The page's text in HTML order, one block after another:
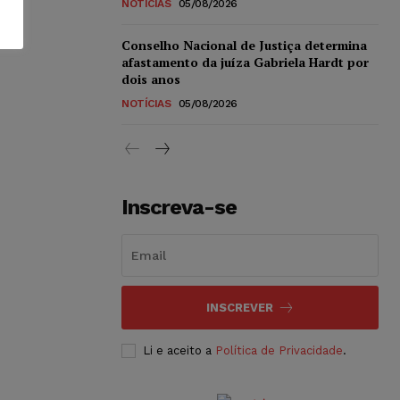
NOTÍCIAS 05/08/2026
Conselho Nacional de Justiça determina
afastamento da juíza Gabriela Hardt por
dois anos
NOTÍCIAS 05/08/2026
Inscreva-se
INSCREVER
Li e aceito a Política de Privacidade.